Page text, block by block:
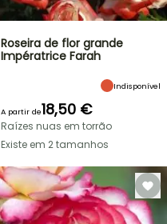
Roseira de flor grande
Impératrice Farah
Indisponível
A partir de18,50 €
Raízes nuas em torrão
Existe em 2 tamanhos